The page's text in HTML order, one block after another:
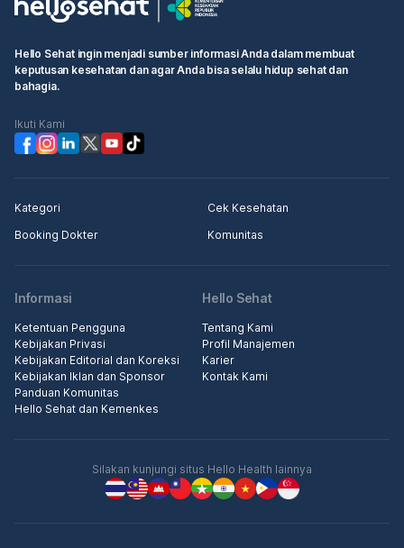
Hello Sehat ingin menjadi sumber informasi Anda dalam membuat
keputusan kesehatan dan agar Anda bisa selalu hidup sehat dan
bahagia.
Ikuti Kami
Kategori
Cek Kesehatan
Booking Dokter
Komunitas
Informasi
Ketentuan Pengguna
Kebijakan Privasi
Kebijakan Editorial dan Koreksi
Kebijakan Iklan dan Sponsor
Panduan Komunitas
Hello Sehat dan Kemenkes
Hello Sehat
Tentang Kami
Profil Manajemen
Karier
Kontak Kami
Silakan kunjungi situs Hello Health lainnya